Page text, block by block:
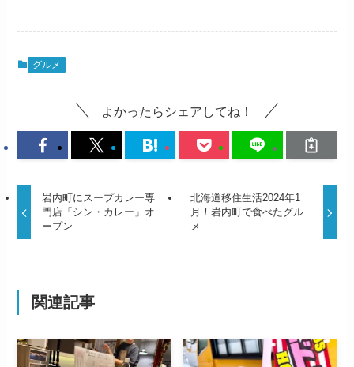
グルメ
よかったらシェアしてね！
岩内町にスープカレー専
門店「シン・カレー」オ
ープン
北海道移住生活2024年1
月！岩内町で食べたグル
メ
関連記事